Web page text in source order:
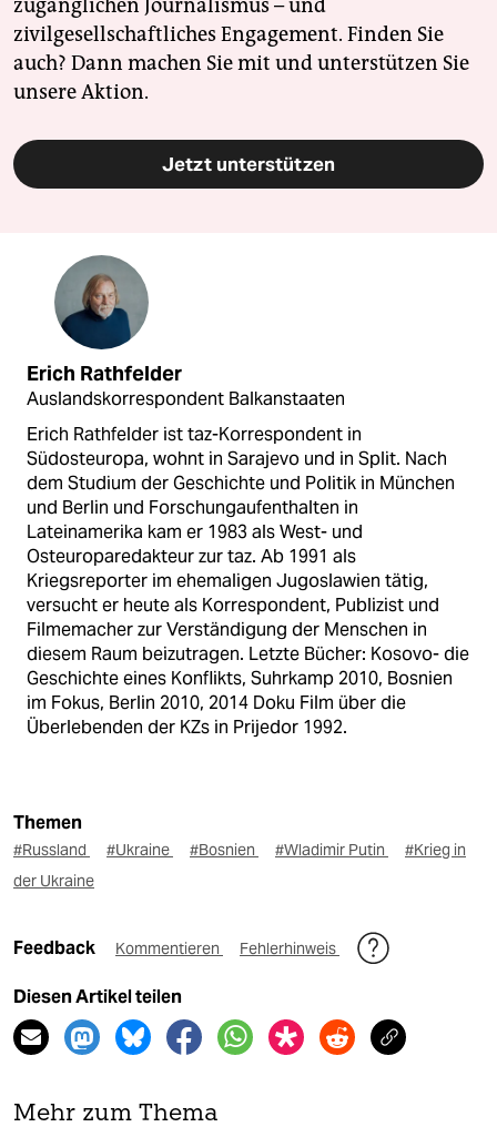
zugänglichen Journalismus – und
zivilgesellschaftliches Engagement. Finden Sie
auch? Dann machen Sie mit und unterstützen Sie
unsere Aktion.
Jetzt unterstützen
Erich Rathfelder
Auslandskorrespondent Balkanstaaten
Erich Rathfelder ist taz-Korrespondent in
Südosteuropa, wohnt in Sarajevo und in Split. Nach
dem Studium der Geschichte und Politik in München
und Berlin und Forschungaufenthalten in
Lateinamerika kam er 1983 als West- und
Osteuroparedakteur zur taz. Ab 1991 als
Kriegsreporter im ehemaligen Jugoslawien tätig,
versucht er heute als Korrespondent, Publizist und
Filmemacher zur Verständigung der Menschen in
diesem Raum beizutragen. Letzte Bücher: Kosovo- die
Geschichte eines Konflikts, Suhrkamp 2010, Bosnien
im Fokus, Berlin 2010, 2014 Doku Film über die
Überlebenden der KZs in Prijedor 1992.
Themen
#Russland #Ukraine #Bosnien #Wladimir Putin
#Krieg in
der Ukraine
Feedback Kommentieren Fehlerhinweis
Diesen Artikel teilen
Mehr zum Thema